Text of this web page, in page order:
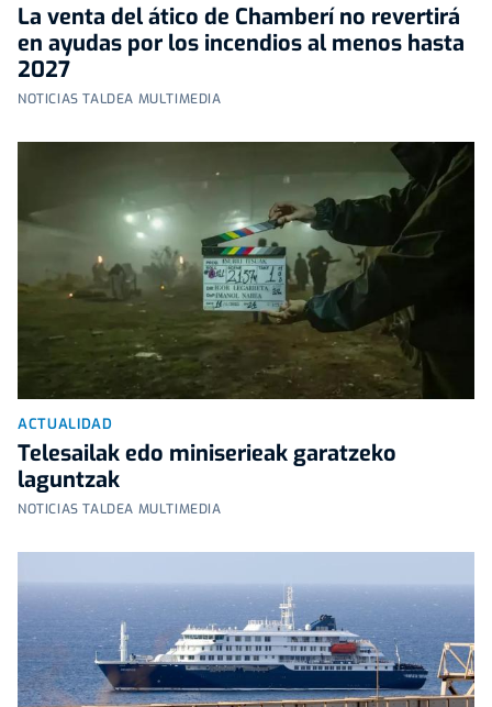
La venta del ático de Chamberí no revertirá
en ayudas por los incendios al menos hasta
2027
NOTICIAS TALDEA MULTIMEDIA
ACTUALIDAD
Telesailak edo miniserieak garatzeko
laguntzak
NOTICIAS TALDEA MULTIMEDIA